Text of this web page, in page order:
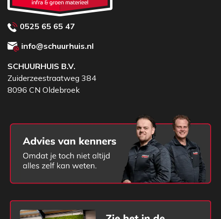
0525 65 65 47
info@schuurhuis.nl
SCHUURHUIS B.V.
Zuiderzeestraatweg 384
8096 CN Oldebroek